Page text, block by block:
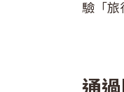
驗「旅